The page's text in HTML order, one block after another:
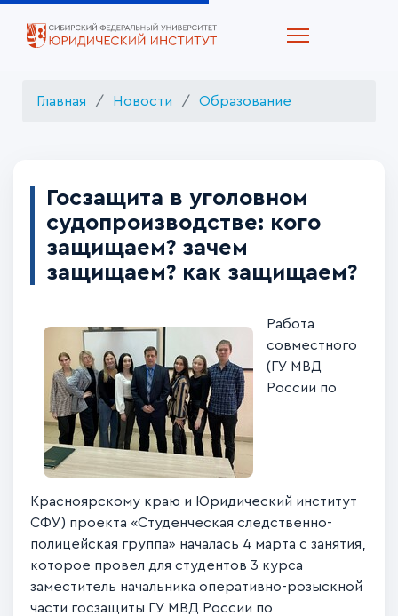
Главная Новости Образование
Госзащита в уголовном
судопроизводстве: кого
защищаем? зачем
защищаем? как защищаем?
Работа
совместного
(ГУ МВД
России по
Красноярскому краю и Юридический институт
СФУ) проекта «Студенческая следственно-
полицейская группа» началась 4 марта с занятия,
которое провел для студентов 3 курса
заместитель начальника оперативно-розыскной
части госзащиты ГУ МВД России по